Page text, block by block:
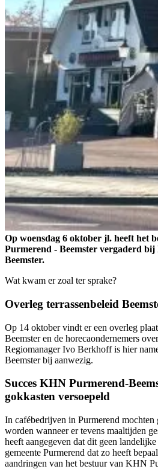
Op woensdag 6 oktober jl. heeft het
Purmerend - Beemster vergaderd
Beemster.
Wat kwam er zoal ter sprake?
Overleg terrassenbeleid
Op 14 oktober vindt er een overleg
Beemster en de horecaondernemers
Regiomanager Ivo Berkhoff is hier
Beemster bij aanwezig.
Succes KHN Purmerend-
gokkasten versoepeld
In cafébedrijven in Purmerend mochten
worden wanneer er tevens maaltijden
heeft aangegeven dat dit geen
gemeente Purmerend dat zo heeft
aandringen van het bestuur van KHN